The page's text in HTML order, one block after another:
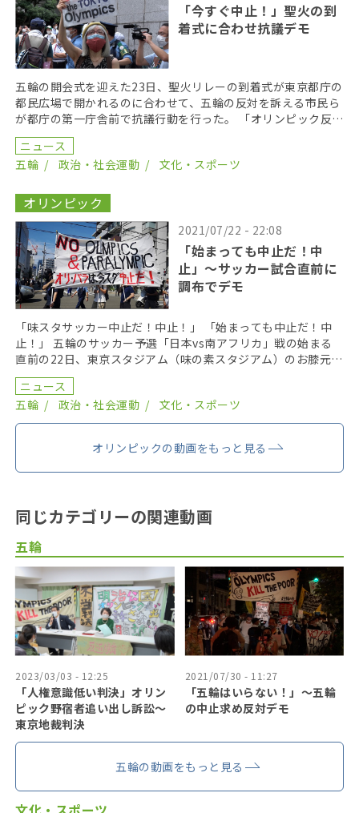
「今すぐ中止！」聖火の到
着式に合わせ抗議デモ
五輪の開会式を迎えた23日、聖火リレーの到着式が東京都庁の
都民広場で開かれるのに合わせて、五輪の反対を訴える市民ら
が都庁の第一庁舎前で抗議行動を行った。 「オリンピック反
対」 「今すぐ火を消せ」 「ノーモアオリンピック」 […]
ニュース
五輪
政治・社会運動 文化・スポーツ
オリンピック
2021/07/22 - 22:08
「始まっても中止だ！中
止」〜サッカー試合直前に
調布でデモ
「味スタサッカー中止だ！中止！」 「始まっても中止だ！中
止！」 五輪のサッカー予選「日本vs南アフリカ」戦の始まる
直前の22日、東京スタジアム（味の素スタジアム）のお膝元・
調布市で、五輪の中止を訴えるデモ行進が行われた。 […]
ニュース
五輪
政治・社会運動 文化・スポーツ
オリンピックの動画をもっと見る
同じカテゴリーの関連動画
五輪
2023/03/03 - 12:25
「人権意識低い判決」オリン
ピック野宿者追い出し訴訟～
東京地裁判決
2021/07/30 - 11:27
「五輪はいらない！」〜五輪
の中止求め反対デモ
五輪の動画をもっと見る